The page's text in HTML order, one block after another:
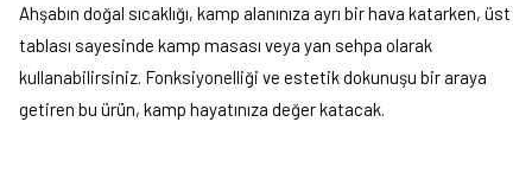
Ahşabın doğal sıcaklığı, kamp alanınıza ayrı bir hava katarken, üst
tablası sayesinde kamp masası veya yan sehpa olarak
kullanabilirsiniz. Fonksiyonelliği ve estetik dokunuşu bir araya
getiren bu ürün, kamp hayatınıza değer katacak.